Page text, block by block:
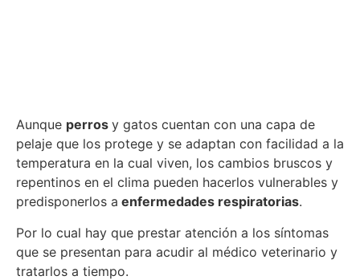
Aunque perros y gatos cuentan con una capa de
pelaje que los protege y se adaptan con facilidad a la
temperatura en la cual viven, los cambios bruscos y
repentinos en el clima pueden hacerlos vulnerables y
predisponerlos a enfermedades respiratorias.
Por lo cual hay que prestar atención a los síntomas
que se presentan para acudir al médico veterinario y
tratarlos a tiempo.